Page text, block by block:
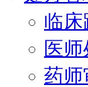
临床
医
药师